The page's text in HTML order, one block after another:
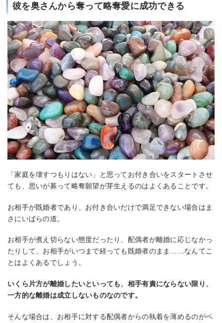
彼を奥さんから奪って略奪愛に成功できる
「家庭を壊すつもりはない」と思ってお付き合いをスタートさせ
ても、思いが募って略奪願望が芽生えるのはよくあることです。
お相手が既婚者であり、お付き合いだけで満足できない場合はま
さにいばらの道。
お相手が煮え切らない態度だったり、配偶者が離婚に応じなかっ
たりして、お相手がいつまで経っても既婚者のまま……なんてこ
とはよくあるでしょう。
いくら片方が離婚したいといっても、相手有責にならない限り、
一方的な離婚は成立しないものなのです。
そんな場合は、お相手に対する配偶者からの執着を薄めるのがベ